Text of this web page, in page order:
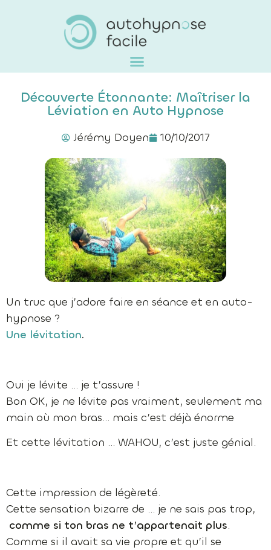
Découverte Étonnante: Maîtriser la
Léviation en Auto Hypnose
Jérémy Doyen 10/10/2017
Un truc que j’adore faire en séance et en auto-
hypnose ?
Une lévitation.
Oui je lévite … je t’assure !
Bon OK, je ne lévite pas vraiment, seulement ma
main où mon bras… mais c’est déjà énorme
Et cette lévitation … WAHOU, c’est juste génial.
Cette impression de légèreté.
Cette sensation bizarre de … je ne sais pas trop,
comme si ton bras ne t’appartenait plus.
Comme si il avait sa vie propre et qu’il se